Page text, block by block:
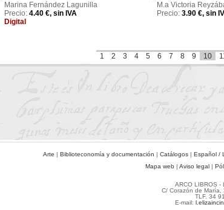
Marina Fernández Lagunilla
Precio: 4.40 €, sin IVA
Digital
M.a Victoria
Precio: 3.90 €, sin
1 2 3 4 5 6 7 8 9 10
Arte | Biblioteconomía y documentación | Catálogos | Español /
Mapa web | Aviso legal |
ARCO LIBROS -
C/ Corazón de María,
TLF. 34
E-mail: